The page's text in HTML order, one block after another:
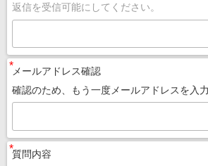
返信を受信可能にしてください。
メールアドレス確認
確認のため、もう一度メールアドレスを入
*
質問内容
*